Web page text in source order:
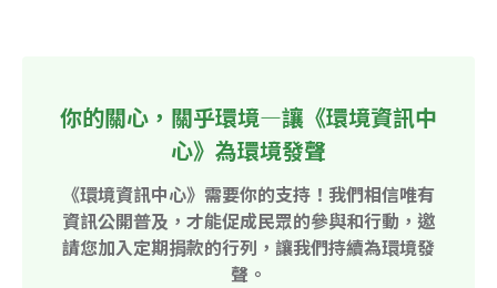
你的關心，關乎環境—讓《環境資訊中
心》為環境發聲
《環境資訊中心》需要你的支持！我們相信唯有
資訊公開普及，才能促成民眾的參與和行動，邀
請您加入定期捐款的行列，讓我們持續為環境發
聲。